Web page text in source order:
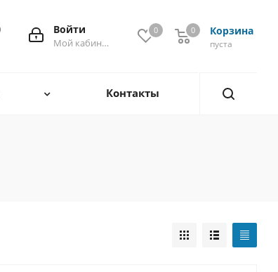
0 Корзина
0
пуста
0
Войти
Мой кабинет
Контакты